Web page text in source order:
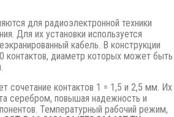
для радиоэлектронной техники
Для их установки используется
кабель. В конструкции
контактов, диаметр которых может быть
сочетание контактов 1 = 1,5 и 2,5 мм. Их
серебром, повышая надежность и
Температурный рабочий режим,